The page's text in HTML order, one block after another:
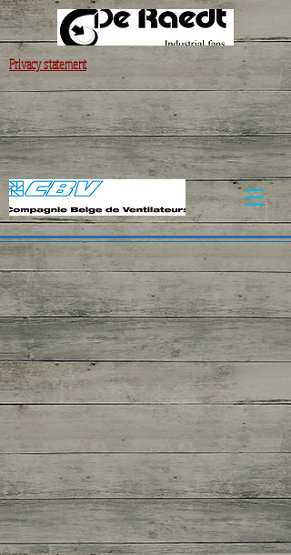
Privacy statement